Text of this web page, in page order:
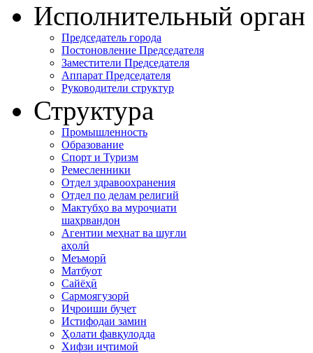
Исполнительный орган
Председатель города
Постоновление Председателя
Заместители Председателя
Аппарат Председателя
Руководители структур
Структура
Промышленность
Образование
Спорт и Туризм
Ремесленники
Отдел здравоохранения
Отдел по делам религий
Мактубҳо ва муроҷиати
шаҳрвандон
Агентии меҳнат ва шуғли
аҳолӣ
Меъморӣ
Матбуот
Сайёҳӣ
Сармоягузорӣ
Иҷроиши буҷет
Истифодаи замин
Ҳолати фавқулодда
Хифзи иҷтимоӣ